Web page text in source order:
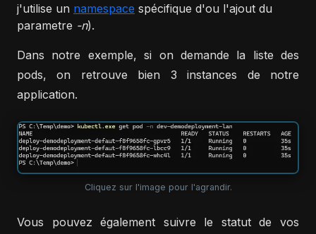
j'utilise un namespace spécifique d'ou l'ajout du
parametre -n).
Dans notre exemple, si on demande la liste des
pods, on retrouve bien 3 instances de notre
application.
Cliquez sur l'image pour l'agrandir.
Vous pouvez également suivre le statut de vos